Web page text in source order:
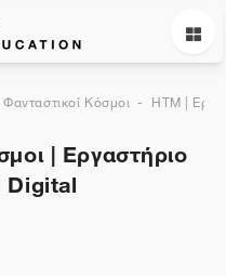
Κόσμοι HTM |
| Εργαστήριο